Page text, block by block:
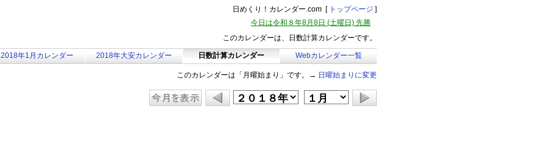
日めくり！カレンダー.com [ トップページ ]
今日は令和８年8月8日 (土曜日) 先勝
このカレンダーは、日数計算カレンダーです。
2018年1月カレンダー 2018年大安カレンダー 日数計算カレンダー Webカレンダー一覧
このカレンダーは「月曜始まり」です。→ 日曜始まりに変更